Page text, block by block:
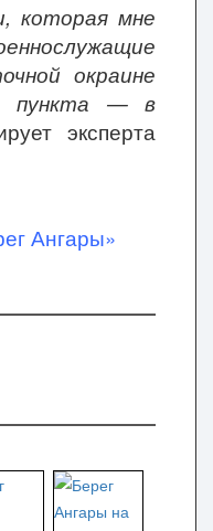
которая мне
окраине
пункта — в
эксперта
Ангары»